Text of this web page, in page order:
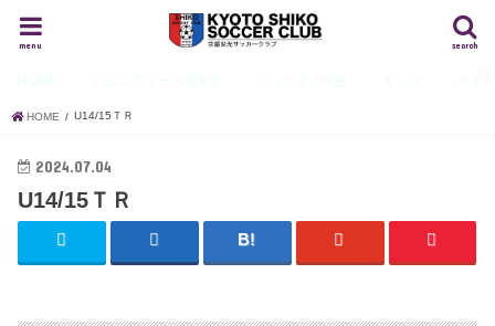
search
menu
HOME U14/15ＴＲ
2024.07.04
U14/15ＴＲ